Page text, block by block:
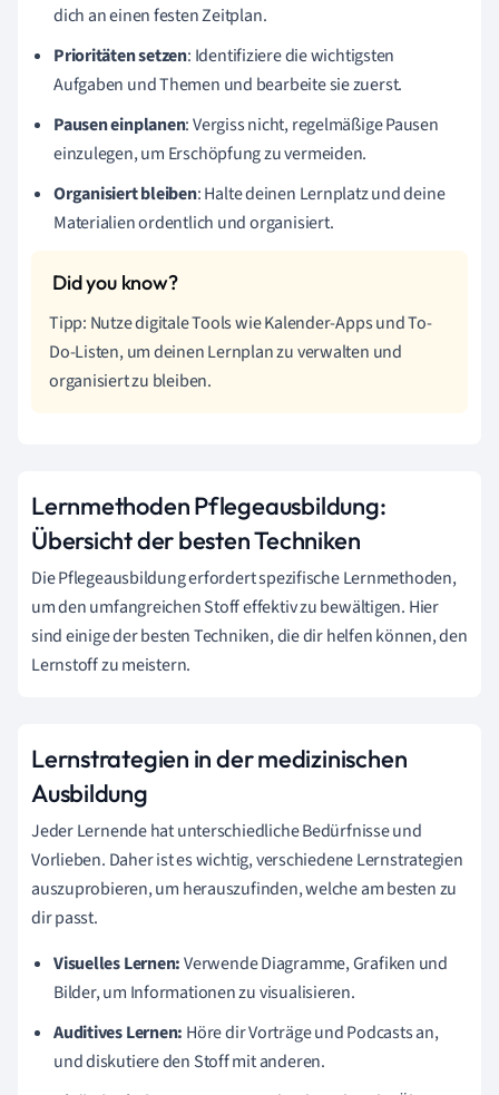
dich an einen festen Zeitplan.
Prioritäten setzen: Identifiziere die wichtigsten
Aufgaben und Themen und bearbeite sie zuerst.
Pausen einplanen: Vergiss nicht, regelmäßige Pausen
einzulegen, um Erschöpfung zu vermeiden.
Organisiert bleiben: Halte deinen Lernplatz und deine
Materialien ordentlich und organisiert.
Tipp: Nutze digitale Tools wie Kalender-Apps und To-
Do-Listen, um deinen Lernplan zu verwalten und
organisiert zu bleiben.
Lernmethoden Pflegeausbildung:
Übersicht der besten Techniken
Die Pflegeausbildung erfordert spezifische Lernmethoden,
um den umfangreichen Stoff effektiv zu bewältigen. Hier
sind einige der besten Techniken, die dir helfen können, den
Lernstoff zu meistern.
Lernstrategien in der medizinischen
Ausbildung
Jeder Lernende hat unterschiedliche Bedürfnisse und
Vorlieben. Daher ist es wichtig, verschiedene Lernstrategien
auszuprobieren, um herauszufinden, welche am besten zu
dir passt.
Visuelles Lernen:Verwende Diagramme, Grafiken und
Bilder, um Informationen zu visualisieren.
Auditives Lernen: Höre dir Vorträge und Podcasts an,
und diskutiere den Stoff mit anderen.